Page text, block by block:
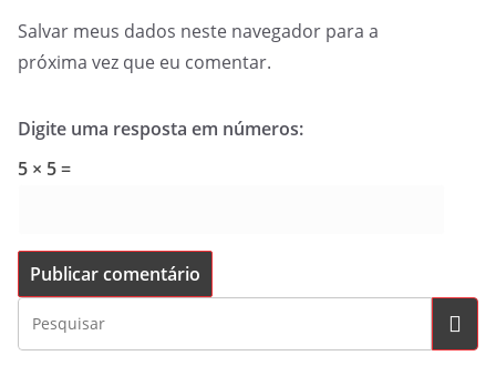
Salvar meus dados neste navegador para a
próxima vez que eu comentar.
Digite uma resposta em números:
5 × 5 =